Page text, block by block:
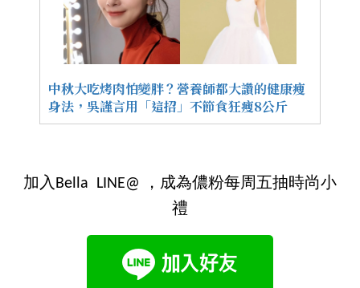
中秋大吃烤肉怕變胖？營養師都大讚的健康瘦
身法，吳謹言用「這招」不節食狂瘦8公斤
加入Bella LINE@ ，成為儂粉每周五抽時尚小
禮